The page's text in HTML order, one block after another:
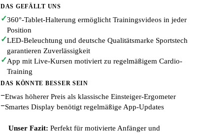
DAS GEFÄLLT UNS
✓360°-Tablet-Halterung ermöglicht Trainingsvideos in jeder
Position
✓LED-Beleuchtung und deutsche Qualitätsmarke Sportstech
garantieren Zuverlässigkeit
✓App mit Live-Kursen motiviert zu regelmäßigem Cardio-
Training
DAS KÖNNTE BESSER SEIN
−Etwas höherer Preis als klassische Einsteiger-Ergometer
−Smartes Display benötigt regelmäßige App-Updates
Unser Fazit: Perfekt für motivierte Anfänger und